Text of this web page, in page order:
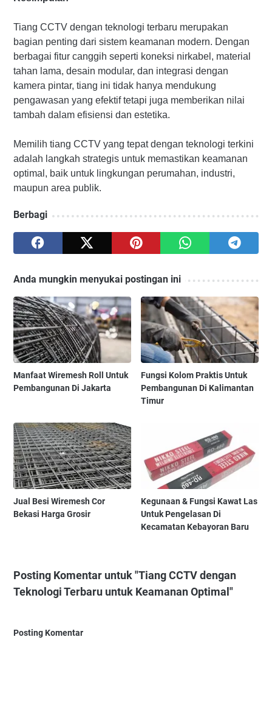
Tiang CCTV dengan teknologi terbaru merupakan
bagian penting dari sistem keamanan modern. Dengan
berbagai fitur canggih seperti koneksi nirkabel, material
tahan lama, desain modular, dan integrasi dengan
kamera pintar, tiang ini tidak hanya mendukung
pengawasan yang efektif tetapi juga memberikan nilai
tambah dalam efisiensi dan estetika.
Memilih tiang CCTV yang tepat dengan teknologi terkini
adalah langkah strategis untuk memastikan keamanan
optimal, baik untuk lingkungan perumahan, industri,
maupun area publik.
Berbagi
Anda mungkin menyukai postingan ini
Manfaat Wiremesh Roll Untuk
Pembangunan Di Jakarta
Fungsi Kolom Praktis Untuk
Pembangunan Di Kalimantan
Timur
Jual Besi Wiremesh Cor
Bekasi Harga Grosir
Kegunaan & Fungsi Kawat Las
Untuk Pengelasan Di
Kecamatan Kebayoran Baru
Posting Komentar untuk "Tiang CCTV dengan
Teknologi Terbaru untuk Keamanan Optimal"
Posting Komentar